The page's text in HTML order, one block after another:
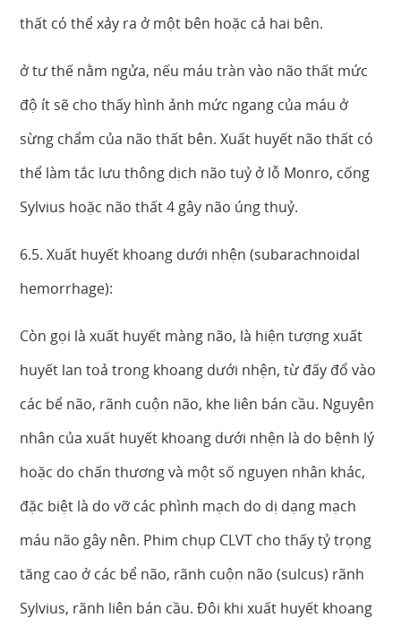
thất có thể xảy ra ở một bên hoặc cả hai bên.
ở tư thế nằm ngửa, nếu máu tràn vào não thất mức
độ ít sẽ cho thấy hình ảnh mức ngang của máu ở
sừng chẩm của não thất bên. Xuất huyết não thất có
thể làm tắc lưu thông dịch não tuỷ ở lỗ Monro, cống
Sylvius hoặc não thất 4 gây não úng thuỷ.
6.5. Xuất huyết khoang dưới nhện (subarachnoidal
hemorrhage):
Còn gọi là xuất huyết màng não, là hiện tượng xuất
huyết lan toả trong khoang dưới nhện, từ đấy đổ vào
các bể não, rãnh cuộn não, khe liên bán cầu. Nguyên
nhân của xuất huyết khoang dưới nhện là do bệnh lý
hoặc do chấn thương và một số nguyen nhân khác,
đặc biệt là do vỡ các phình mạch do dị dạng mạch
máu não gây nên. Phim chụp CLVT cho thấy tỷ trọng
tăng cao ở các bể não, rãnh cuộn não (sulcus) rãnh
Sylvius, rãnh liên bán cầu. Đôi khi xuất huyết khoang